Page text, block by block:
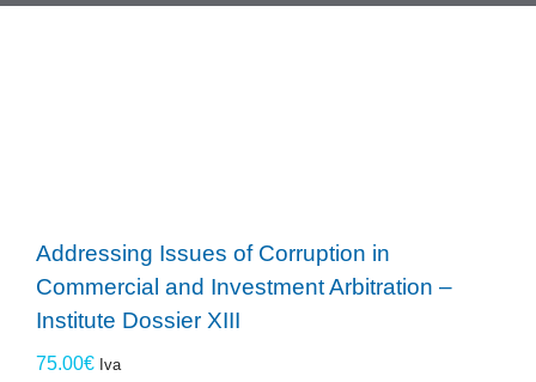
Addressing Issues of Corruption in
Commercial and Investment Arbitration –
Institute Dossier XIII
75.00€ Iva